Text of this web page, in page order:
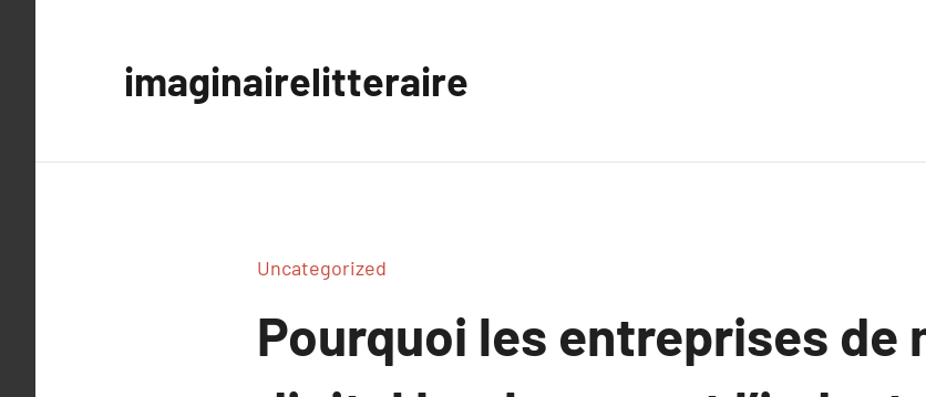
imaginairelitteraire
Uncategorized
Pourquoi les entreprises de